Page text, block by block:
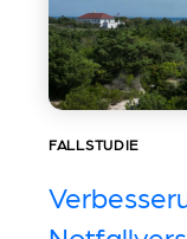
FALLSTUDIE